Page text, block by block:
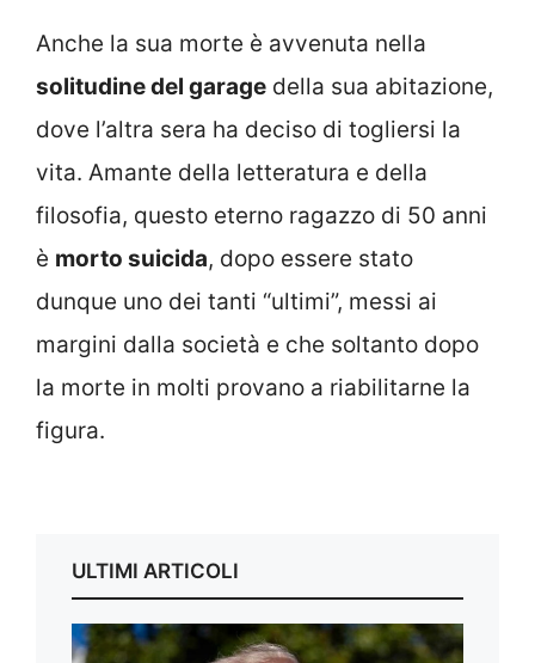
Anche la sua morte è avvenuta nella
solitudine del garage della sua abitazione,
dove l’altra sera ha deciso di togliersi la
vita. Amante della letteratura e della
filosofia, questo eterno ragazzo di 50 anni
è morto suicida, dopo essere stato
dunque uno dei tanti “ultimi”, messi ai
margini dalla società e che soltanto dopo
la morte in molti provano a riabilitarne la
figura.
ULTIMI ARTICOLI